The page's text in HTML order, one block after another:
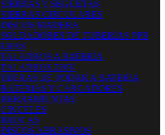
SIERRAS Y SEGUETAS
SIERRAS CIRCULARES
DISCOS MADERA
SOLDADORES DE TUBERIAS PPR
LIJAS
TALADROS A BATERÍA
TALADROS 220V
TIJERAS DE PODAR A BATERIA
BATERIAS Y CARGADORES
HERRAMIENTAS
CINCELES
BROCAS
DISCOS ABRASIVOS